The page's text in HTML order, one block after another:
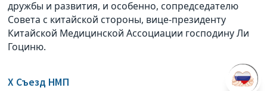
дружбы и развития, и особенно, сопредседателю
Совета с китайской стороны, вице-президенту
Китайской Медицинской Ассоциации господину Ли
Гоциню.
X Съезд НМП